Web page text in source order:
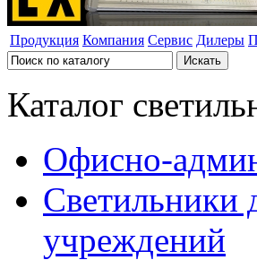
Продукция Компания Сервис Дилеры
Каталог
Офисно-
Светильники
учреждений